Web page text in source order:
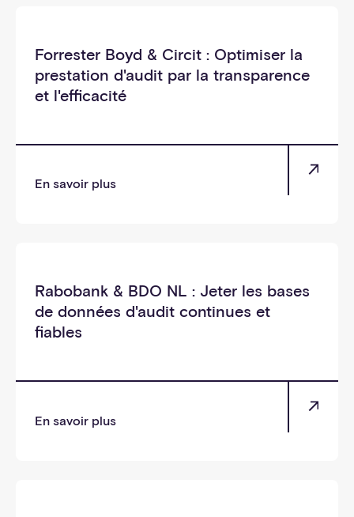
Forrester Boyd & Circit : Optimiser la
prestation d'audit par la transparence
et l'efficacité
En savoir plus
Rabobank & BDO NL : Jeter les bases
de données d'audit continues et
fiables
En savoir plus